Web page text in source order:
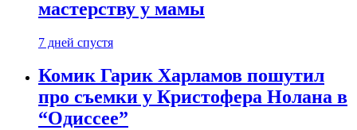
мастерству у мамы
7 дней спустя
Комик Гарик Харламов пошутил
про съемки у Кристофера Нолана в
“Одиссее”